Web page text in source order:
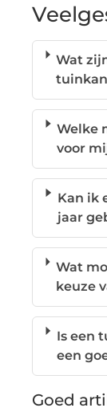
Wat
Welke
voor
Kan ik
jaar
Wat
keuze
Is een
een
Goed